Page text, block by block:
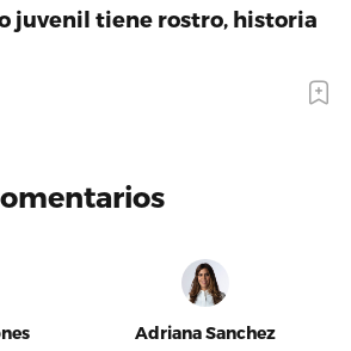
juvenil tiene rostro, historia
Adriana Sanchez